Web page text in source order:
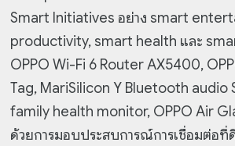
Smart Initiatives อย่าง smart
productivity, smart health และ
OPPO Wi-Fi 6 Router AX5400,
Tag, MariSilicon Y Bluetooth audio
family health monitor, OPPO Air
ด้วยการมอบประสบการณ์การเชื่อมต่อ